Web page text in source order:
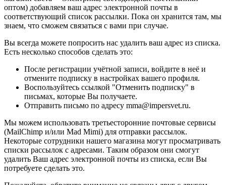
оптом) добавляем ваш адрес электронной почты в
соответствующий список рассылки. Пока он хранится там, мы
знаем, что сможем связаться с вами при случае.
Вы всегда можете попросить нас удалить ваш адрес из списка.
Есть несколько способов сделать это:
После регистрации учётной записи, войдите в неё и
отмените подписку в настройках вашего профиля.
Воспользуйтесь ссылкой "Отменить подписку" в
письмах, которые Вы получаете.
Отправить письмо по адресу mma@impersvet.ru.
Мы можем использовать третьесторонние почтовые сервисы
(MailChimp и/или Mad Mimi) для отправки рассылок.
Некоторые сотрудники нашего магазина могут просматривать
списки рассылок с адресами. Таким образом они смогут
удалить Ваш адрес электронной почты из списка, если Вы
потребуете сделать это.